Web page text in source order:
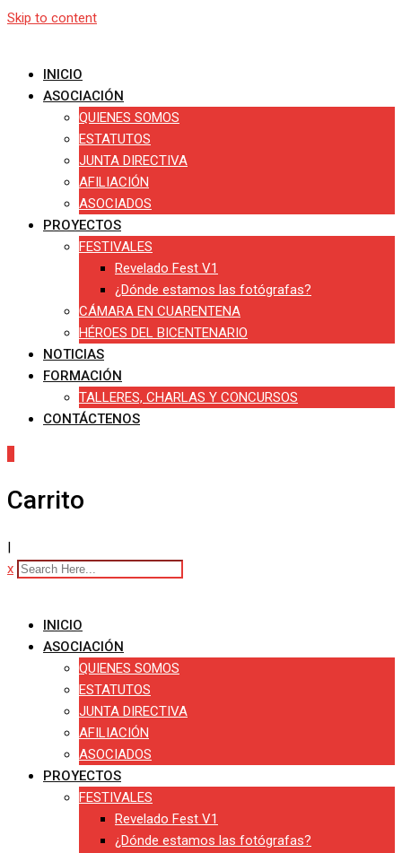
Skip to content
INICIO
ASOCIACIÓN
QUIENES SOMOS
ESTATUTOS
JUNTA DIRECTIVA
AFILIACIÓN
ASOCIADOS
PROYECTOS
FESTIVALES
Revelado Fest V1
¿Dónde estamos las fotógrafas?
CÁMARA EN CUARENTENA
HÉROES DEL BICENTENARIO
NOTICIAS
FORMACIÓN
TALLERES, CHARLAS Y CONCURSOS
CONTÁCTENOS
Carrito
x
INICIO
ASOCIACIÓN
QUIENES SOMOS
ESTATUTOS
JUNTA DIRECTIVA
AFILIACIÓN
ASOCIADOS
PROYECTOS
FESTIVALES
Revelado Fest V1
¿Dónde estamos las fotógrafas?